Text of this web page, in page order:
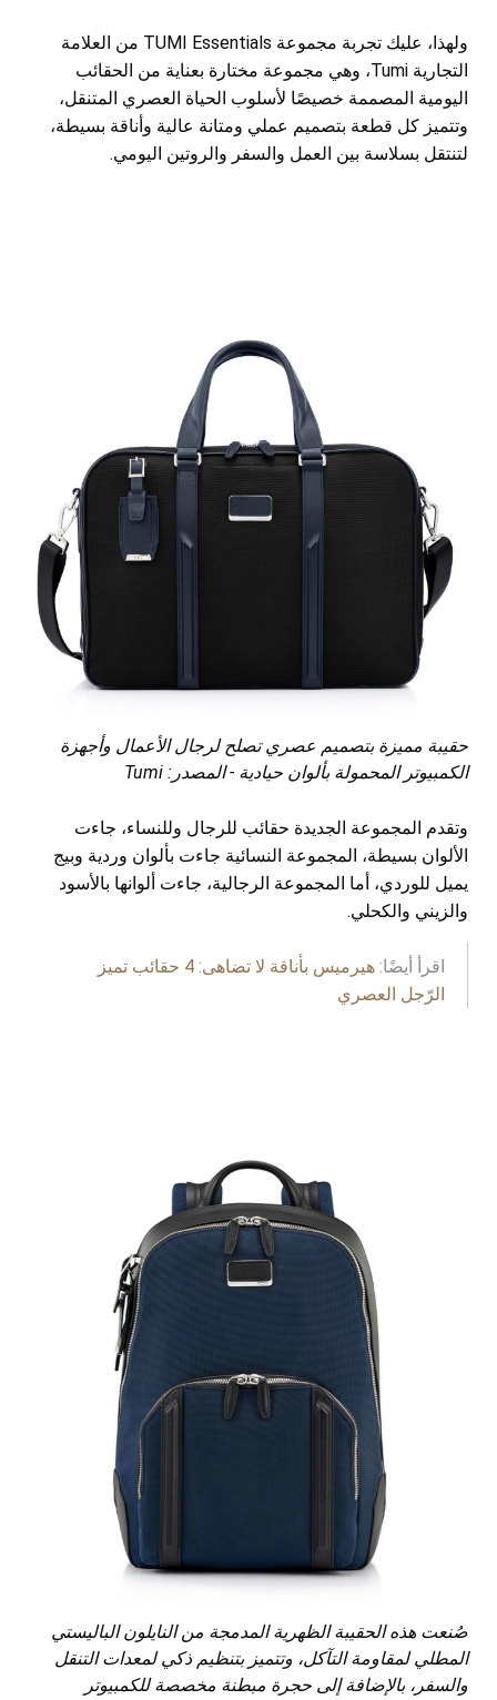
ولهذا، عليك تجربة مجموعة TUMI Essentials من العلامة
التجارية Tumi، وهي مجموعة مختارة بعناية من الحقائب
اليومية المصممة خصيصًا لأسلوب الحياة العصري المتنقل،
وتتميز كل قطعة بتصميم عملي ومتانة عالية وأناقة بسيطة،
لتنتقل بسلاسة بين العمل والسفر والروتين اليومي.
حقيبة مميزة بتصميم عصري تصلح لرجال الأعمال وأجهزة
الكمبيوتر المحمولة بألوان حيادية - المصدر: Tumi
وتقدم المجموعة الجديدة حقائب للرجال وللنساء، جاءت
الألوان بسيطة، المجموعة النسائية جاءت بألوان وردية وبيج
يميل للوردي، أما المجموعة الرجالية، جاءت ألوانها بالأسود
والزيني والكحلي.
اقرأ أيضًا:
هيرميس بأناقة لا تضاهى: 4 حقائب تميز
الرّجل العصري
صُنعت هذه الحقيبة الظهرية المدمجة من النايلون الباليستي
المطلي لمقاومة التآكل، وتتميز بتنظيم ذكي لمعدات التنقل
والسفر، بالإضافة إلى حجرة مبطنة مخصصة للكمبيوتر